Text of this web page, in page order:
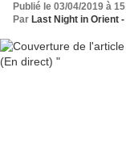
Publié le 03/04/2019 à
Par Last Night in Orient